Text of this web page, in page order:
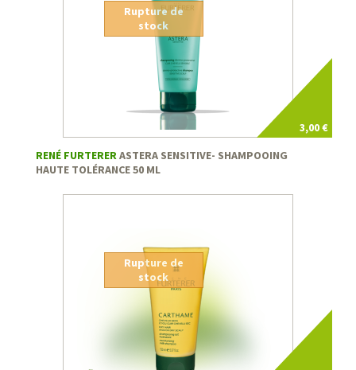
3,00 €
Rupture de
stock
RENÉ FURTERERASTERA SENSITIVE- SHAMPOOING
HAUTE TOLÉRANCE 50 ML
Rupture de
stock